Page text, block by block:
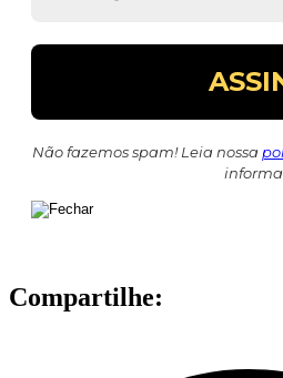
Não fazemos spam! Leia nossa
Compartilhe: